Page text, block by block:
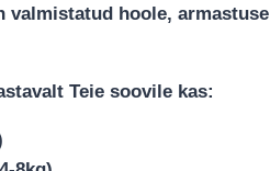
hoole,
Teie soovile kas: